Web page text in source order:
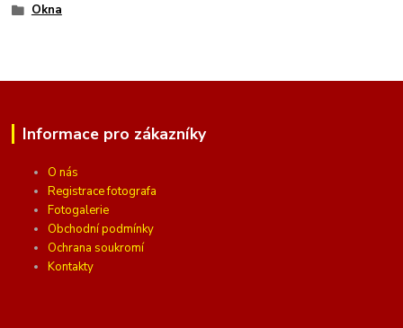
Okna
Informace pro zákazníky
O nás
Registrace fotografa
Fotogalerie
Obchodní podmínky
Ochrana soukromí
Kontakty